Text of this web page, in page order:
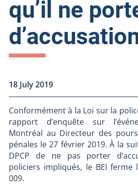
qu’il ne
18 July 2019
Conformément à la Loi sur la
rapport d’enquête sur
Montréal au Directeur des
pénales le 27 février 2019. À la
DPCP de ne pas porter
policiers impliqués, le BEI ferme
009.